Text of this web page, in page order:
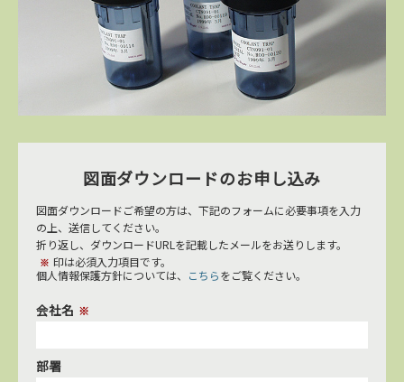
図面ダウンロードのお申し込み
図面ダウンロードご希望の方は、下記のフォームに必要事項を入力
の上、送信してください。
折り返し、ダウンロードURLを記載したメールをお送りします。
※ 印は必須入力項目です。
個人情報保護方針については、
こちらをご覧ください。
会社名 ※
部署